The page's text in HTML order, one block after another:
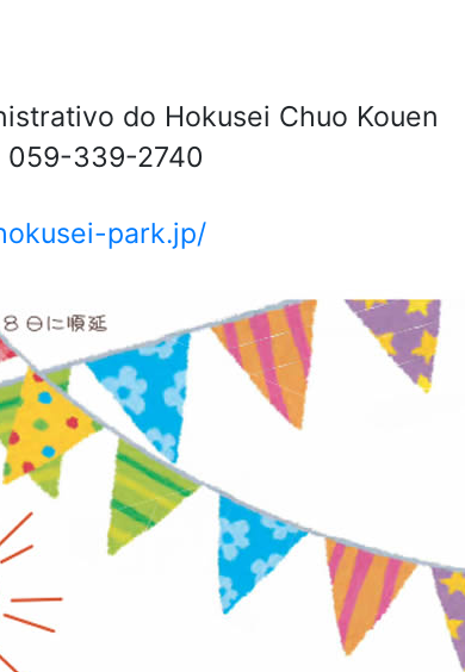
do Hokusei Chuo Kouen
059-339-2740
park.jp/